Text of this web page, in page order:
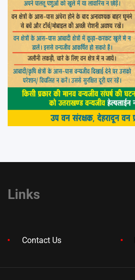
Links
Contact Us